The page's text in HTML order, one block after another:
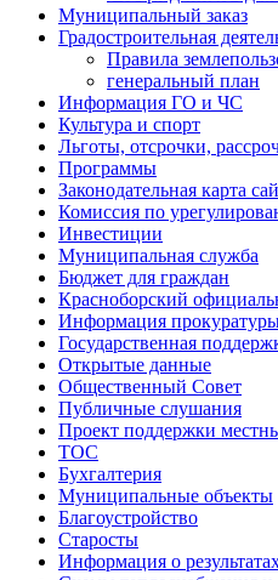
Муниципальный заказ
Градостроительная
Правила
генеральный план
Информация ГО и ЧС
Культура и спорт
Льготы, отсрочки,
Программы
Законодательная карта
Комиссия по
Инвестиции
Муниципальная служба
Бюджет для граждан
Красноборский
Информация
Государственная
Открытые данные
Общественный Совет
Публичные слушания
Проект поддержки
ТОС
Бухгалтерия
Муниципальные объекты
Благоустройство
Старосты
Информация о